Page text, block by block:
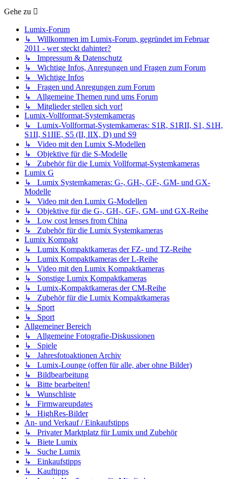
Gehe zu
Lumix-Forum
↳ Willkommen im Lumix-Forum, gegründet im Februar
2011 - wer steckt dahinter?
↳ Impressum & Datenschutz
↳ Wichtige Infos, Anregungen und Fragen zum Forum
↳ Wichtige Infos
↳ Fragen und Anregungen zum Forum
↳ Allgemeine Themen rund ums Forum
↳ Mitglieder stellen sich vor!
Lumix-Vollformat-Systemkameras
↳ Lumix-Vollformat-Systemkameras: S1R, S1RII, S1, S1H,
S1II, S1IIE, S5 (II, IIX, D) und S9
↳ Video mit den Lumix S-Modellen
↳ Objektive für die S-Modelle
↳ Zubehör für die Lumix Vollformat-Systemkameras
Lumix G
↳ Lumix Systemkameras: G-, GH-, GF-, GM- und GX-
Modelle
↳ Video mit den Lumix G-Modellen
↳ Objektive für die G-, GH-, GF-, GM- und GX-Reihe
↳ Low cost lenses from China
↳ Zubehör für die Lumix Systemkameras
Lumix Kompakt
↳ Lumix Kompaktkameras der FZ- und TZ-Reihe
↳ Lumix Kompaktkameras der L-Reihe
↳ Video mit den Lumix Kompaktkameras
↳ Sonstige Lumix Kompaktkameras
↳ Lumix-Kompaktkameras der CM-Reihe
↳ Zubehör für die Lumix Kompaktkameras
↳ Sport
↳ Sport
Allgemeiner Bereich
↳ Allgemeine Fotografie-Diskussionen
↳ Spiele
↳ Jahresfotoaktionen Archiv
↳ Lumix-Lounge (offen für alle, aber ohne Bilder)
↳ Bildbearbeitung
↳ Bitte bearbeiten!
↳ Wunschliste
↳ Firmwareupdates
↳ HighRes-Bilder
An- und Verkauf / Einkaufstipps
↳ Privater Marktplatz für Lumix und Zubehör
↳ Biete Lumix
↳ Suche Lumix
↳ Einkaufstipps
↳ Kauftipps